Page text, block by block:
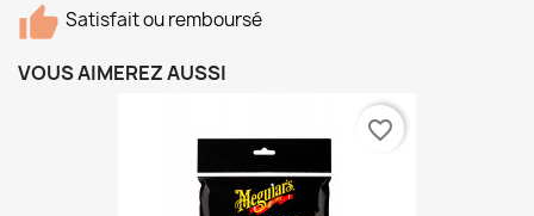
Satisfait ou remboursé
VOUS AIMEREZ AUSSI
favorite_border